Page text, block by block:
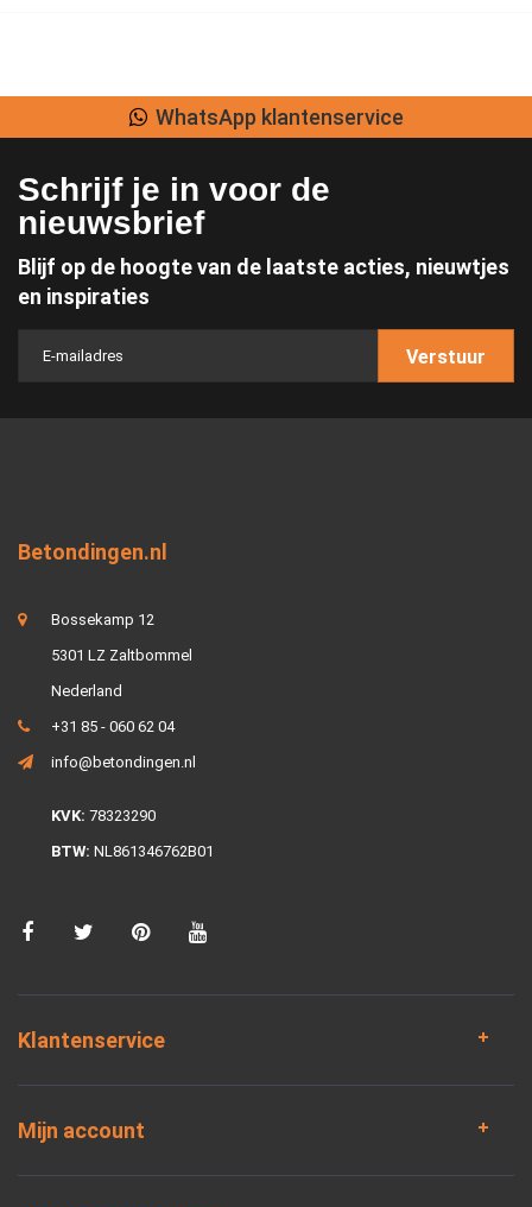
WhatsApp klantenservice
Schrijf je in voor de
nieuwsbrief
Blijf op de hoogte van de laatste acties, nieuwtjes
en inspiraties
Verstuur
Betondingen.nl
Bossekamp 12
5301 LZ Zaltbommel
Nederland
+31 85 - 060 62 04
info@betondingen.nl
KVK: 78323290
BTW: NL861346762B01
Klantenservice
Mijn account